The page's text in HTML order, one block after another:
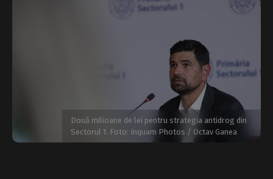
Două milioane de lei pentru strategia antidrog din
Sectorul 1. Foto: Inquam Photos / Octav Ganea